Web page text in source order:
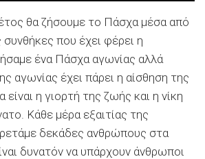
θα ζήσουμε το Πάσχα μέσα από
που έχει φέρει η
ένα Πάσχα αγωνίας αλλά
αγωνίας έχει πάρει η αίσθηση της
η γιορτή της ζωής και η νίκη
Κάθε μέρα εξαιτίας της
δεκάδες ανθρώπους στα
δυνατόν να υπάρχουν άνθρωποι